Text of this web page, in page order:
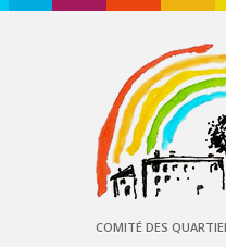
COMITÉ DES